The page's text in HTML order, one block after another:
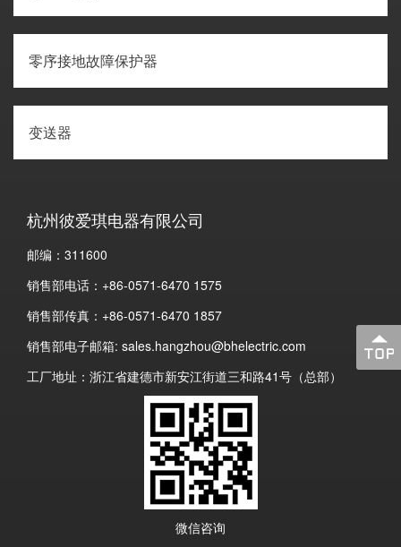
零序接地故障保护器
变送器
杭州彼爱琪电器有限公司
邮编：311600
销售部电话：+86-0571-6470 1575
销售部传真：+86-0571-6470 1857
销售部电子邮箱: sales.hangzhou@bhelectric.com
工厂地址：浙江省建德市新安江街道三和路41号（总部）
微信咨询